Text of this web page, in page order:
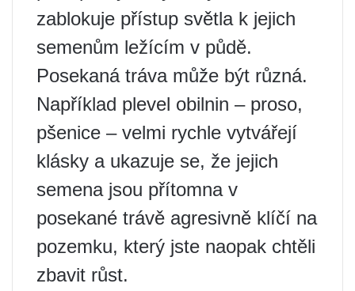
zablokuje přístup světla k jejich
semenům ležícím v půdě.
Posekaná tráva může být různá.
Například plevel obilnin – proso,
pšenice – velmi rychle vytvářejí
klásky a ukazuje se, že jejich
semena jsou přítomna v
posekané trávě agresivně klíčí na
pozemku, který jste naopak chtěli
zbavit růst.